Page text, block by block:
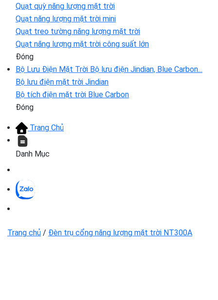
Quạt quỳ năng lượng mặt trời
Quạt năng lượng mặt trời mini
Quạt treo tường năng lượng mặt trời
Quạt năng lượng mặt trời công suất lớn
Đóng
Bộ Lưu Điện Mặt Trời Bộ lưu điện Jindian, Blue Carbon...
Bộ lưu điện mặt trời Jindian
Bộ tích điện mặt trời Blue Carbon
Đóng
Trang Chủ
Danh Mục
Trang chủ / Đèn trụ cổng năng lượng mặt trời NT300A